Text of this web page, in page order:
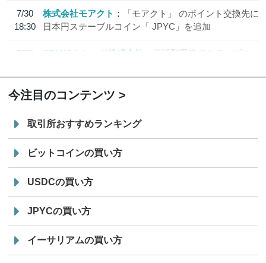
7/30
18:30
株式会社モアクト
「モアクト」 のポイント交換先に
日本円ステーブルコイン「 JPYC」を追加
7/29
SBI VCトレード株式会社
信託型円建てステーブル
今注目のコンテンツ
取引所おすすめランキング
ビットコインの買い方
USDCの買い方
JPYCの買い方
イーサリアムの買い方